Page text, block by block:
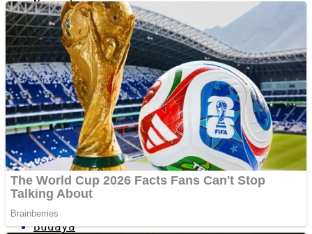
Nusantara
Internasional
Politik
Figur
Budaya